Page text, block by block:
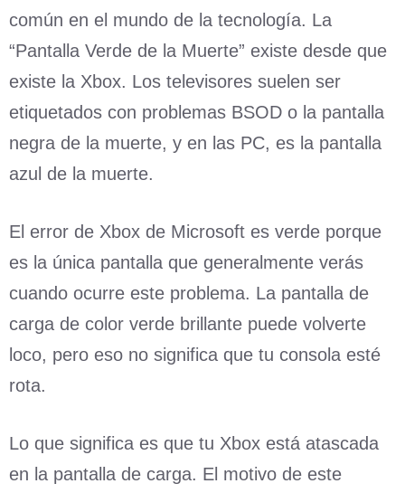
común en el mundo de la tecnología. La
“Pantalla Verde de la Muerte” existe desde que
existe la Xbox. Los televisores suelen ser
etiquetados con problemas BSOD o la pantalla
negra de la muerte, y en las PC, es la pantalla
azul de la muerte.
El error de Xbox de Microsoft es verde porque
es la única pantalla que generalmente verás
cuando ocurre este problema. La pantalla de
carga de color verde brillante puede volverte
loco, pero eso no significa que tu consola esté
rota.
Lo que significa es que tu Xbox está atascada
en la pantalla de carga. El motivo de este